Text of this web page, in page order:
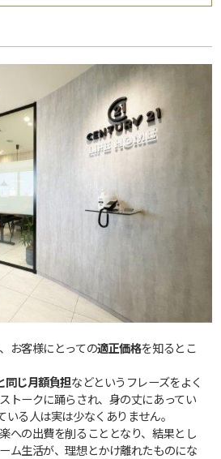
お客様にとっての適正価格を知るとこ
同じ月額負担などというフレーズをよく
トークに踊らされ、身の丈にあってい
る人は実は少なくありません。
への出費を削ることとなり、結果とし
ム生活が、理想とかけ離れたものにな